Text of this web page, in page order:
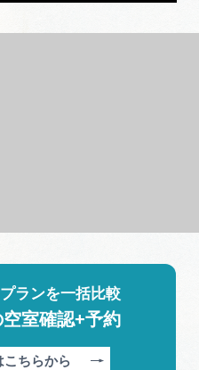
ランを一括比較
室確認+予約
こちらから